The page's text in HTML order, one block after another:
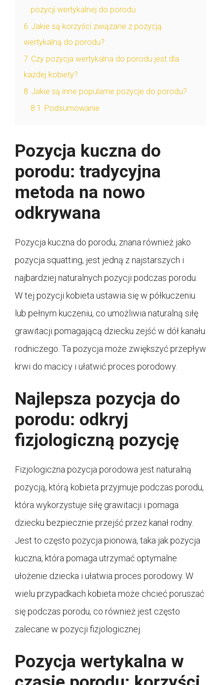
pozycji wertykalnej do porodu
6 Jakie są korzyści związane z pozycją
wertykalną do porodu?
7 Czy pozycja wertykalna do porodu jest dla
każdej kobiety?
8 Jakie są inne popularne pozycje do porodu?
8.1
Podsumowanie
Pozycja kuczna do
porodu: tradycyjna
metoda na nowo
odkrywana
Pozycja kuczna do porodu, znana również jako
pozycja squatting, jest jedną z najstarszych i
najbardziej naturalnych pozycji podczas porodu.
W tej pozycji kobieta ustawia się w półkuczeniu
lub pełnym kuczeniu, co umożliwia naturalną siłę
grawitacji pomagającą dziecku zejść w dół kanału
rodniczego. Ta pozycja może zwiększyć przepływ
krwi do macicy i ułatwić proces porodowy.
Najlepsza pozycja do
porodu: odkryj
fizjologiczną pozycję
Fizjologiczna pozycja porodowa jest naturalną
pozycją, którą kobieta przyjmuje podczas porodu,
która wykorzystuje siłę grawitacji i pomaga
dziecku bezpiecznie przejść przez kanał rodny.
Jest to często pozycja pionowa, taka jak pozycja
kuczna, która pomaga utrzymać optymalne
ułożenie dziecka i ułatwia proces porodowy. W
wielu przypadkach kobieta może chcieć poruszać
się podczas porodu, co również jest często
zalecane w pozycji fizjologicznej.
Pozycja wertykalna w